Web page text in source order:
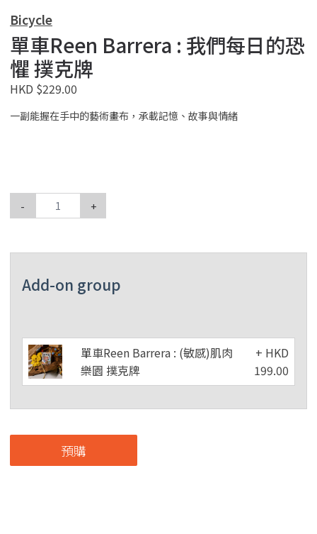
Bicycle
單車Reen Barrera : 我們每日的恐
懼 撲克牌
HKD $229.00
一副能握在手中的藝術畫布，承載記憶、故事與情緒
- +
Add-on group
單車Reen Barrera : (敏感)肌肉
樂園 撲克牌
+ HKD
199.00
預購